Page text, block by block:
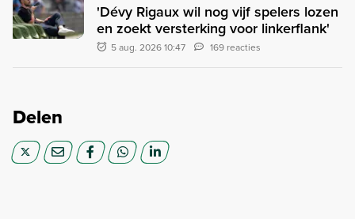
'Dévy Rigaux wil nog vijf spelers lozen
en zoekt versterking voor linkerflank'
5 aug. 2026 10:47 169 reacties
Delen